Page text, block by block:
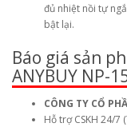
đủ nhiệt nồi tự
bật lại.
Báo giá sản
ANYBUY NP-
CÔNG TY CỔ
Hỗ trợ CSKH 24/7